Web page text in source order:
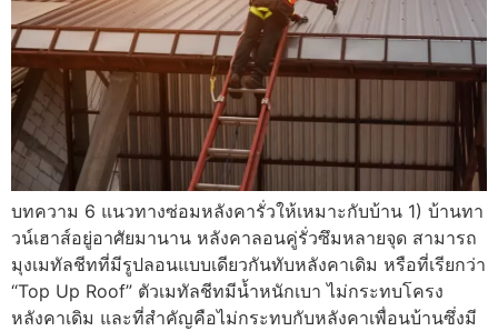
บทความ 6 แนวทางซ่อมหลังคารั่วให้เหมาะกับบ้าน 1) บ้านทา
วน์เฮาส์อยู่อาศัยมานาน หลังคาลอนคู่รั่วซึมหลายจุด สามารถ
มุงเมทัลชีทที่มีรูปลอนแบบเดียวกันทับหลังคาเดิม หรือที่เรียกว่า
“Top Up Roof” ตัวเมทัลชีทมีน้ำหนักเบา ไม่กระทบโครง
หลังคาเดิม และที่สำคัญคือไม่กระทบกับหลังคาเพื่อนบ้านซึ่งมี